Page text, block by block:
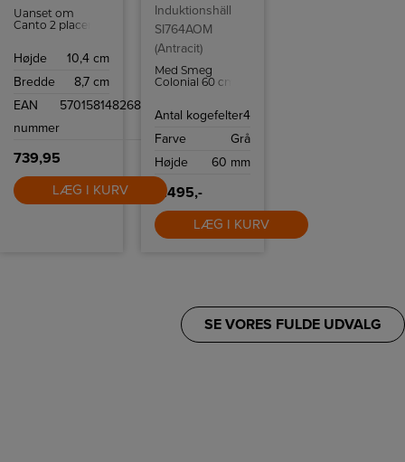
Uanset om
Canto 2 placeres
helt speciel
Højde
10,4 cm
Bredde
8,7 cm
EAN
nummer
5701581482685
739,95
LÆG I KURV
Induktionshäll
SI764AOM
(Antracit)
Med Smeg
Colonial 60 cm
du tilberede mad
takket være 4
og flere intuitive
funktioner som
Quickstart og
Powerboost.
Antal kogefelter4
Farve
Grå
Højde
60 mm
9.495,-
LÆG I KURV
SE VORES FULDE UDVALG